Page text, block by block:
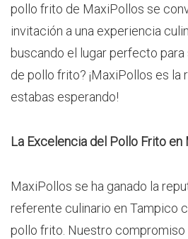
pollo frito de MaxiPollos se
invitación a una experiencia
buscando el lugar perfecto
de pollo frito? ¡MaxiPollos es la
estabas esperando!
La Excelencia del Pollo Frito en
MaxiPollos se ha ganado la
referente culinario en Tampico
pollo frito. Nuestro compromiso